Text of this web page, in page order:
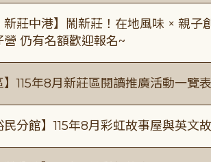
新莊中港】鬧新莊！在地風味 × 親
營 仍有名額歡迎報名~
】115年8月新莊區閱讀推廣活動一覽
民分館】115年8月彩虹故事屋與英文